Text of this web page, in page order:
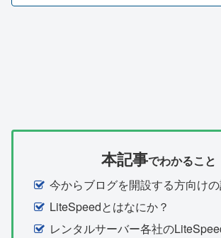
本記事でわかること
今からブログを開設する方向けの
LiteSpeedとはなにか？
レンタルサーバー各社の